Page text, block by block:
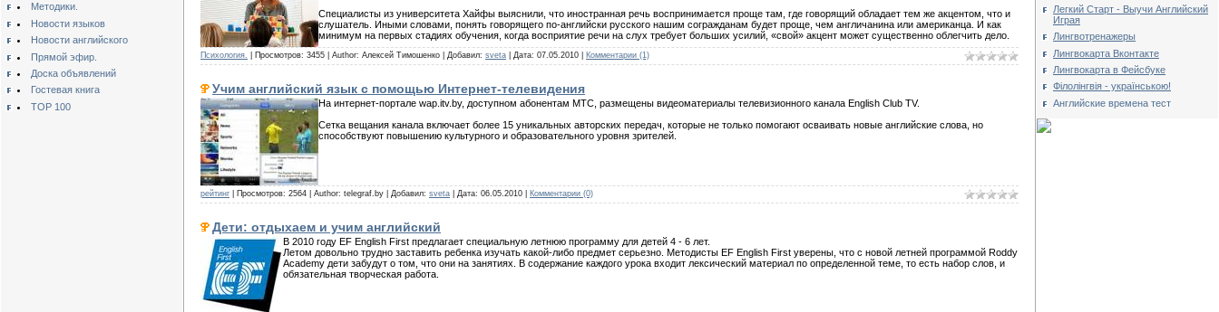
Методики.
Новости языков
Новости английского
Прямой эфир.
Доска объявлений
Гостевая книга
TOP 100
Специалисты из университета Хайфы выяснили, что иностранная речь воспринимается проще там, где говорящий обладает тем же акцентом, что и
слушатель. Иными словами, понять говорящего по-английски русского нашим согражданам будет проще, чем англичанина или американца. И как
минимум на первых стадиях обучения, когда восприятие речи на слух требует больших усилий, «свой» акцент может существенно облегчить дело.
Психология. | Просмотров: 3455 | Author: Алексей Тимошенко | Добавил: sveta | Дата: 07.05.2010 Комментарии (1)
Учим английский язык с помощью Интернет-телевидения
На интернет-портале wap.itv.by, доступном абонентам МТС, размещены видеоматериалы телевизионного канала English Club TV.
Сетка вещания канала включает более 15 уникальных авторских передач, которые не только помогают осваивать новые английские слова, но
способствуют повышению культурного и образовательного уровня зрителей.
рейтинг | Просмотров: 2564 | Author: telegraf.by | Добавил: sveta | Дата: 06.05.2010 Комментарии (0)
Дети: отдыхаем и учим английский
В 2010 году EF English First предлагает специальную летнюю программу для детей 4 - 6 лет.
Летом довольно трудно заставить ребенка изучать какой-либо предмет серьезно. Методисты EF English First уверены, что с новой летней программой Roddy
Academy дети забудут о том, что они на занятиях. В содержание каждого урока входит лексический материал по определенной теме, то есть набор слов, и
обязательная творческая работа.
Легкий Старт - Выучи Английский
Играя
Лингвотренажеры
Лингвокарта Вконтакте
Лингвокарта в Фейсбуке
Філолінгвія - українською!
Английские времена тест